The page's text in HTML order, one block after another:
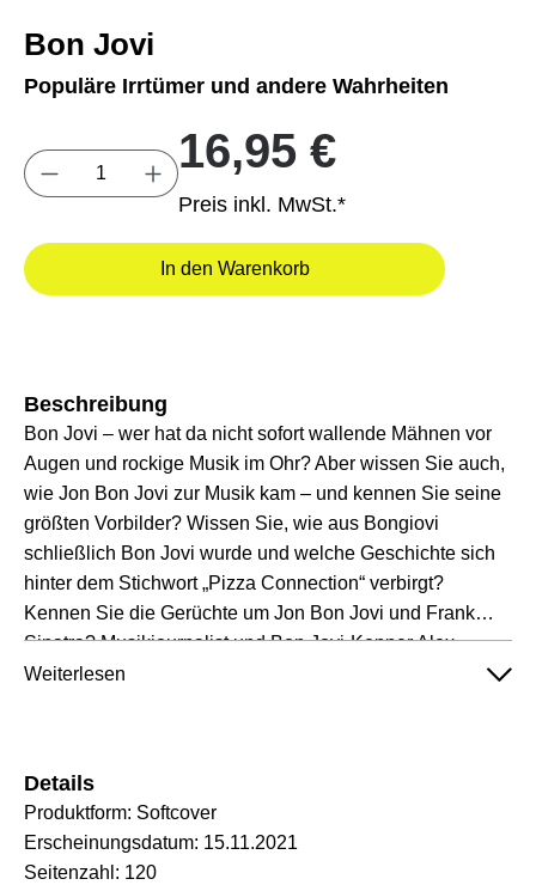
Bon Jovi
Populäre Irrtümer und andere Wahrheiten
Produkt Anzahl: Gib den gewünschten
16,95 €
Preis inkl. MwSt.*
In den Warenkorb
Beschreibung
Bon Jovi – wer hat da nicht sofort wallende Mähnen vor
Augen und rockige Musik im Ohr? Aber wissen Sie auch,
wie Jon Bon Jovi zur Musik kam – und kennen Sie seine
größten Vorbilder? Wissen Sie, wie aus Bongiovi
schließlich Bon Jovi wurde und welche Geschichte sich
hinter dem Stichwort „Pizza Connection“ verbirgt?
Kennen Sie die Gerüchte um Jon Bon Jovi und Frank
Sinatra? Musikjournalist und Bon Jovi-Kenner Alex
Gernandt beantwortet all diese Fragen und erzählt
den Ausstieg des Gitarristen Richie Sambora aus der
Band.
Weiterlesen
Details
Produktform: Softcover
Erscheinungsdatum: 15.11.2021
Seitenzahl: 120